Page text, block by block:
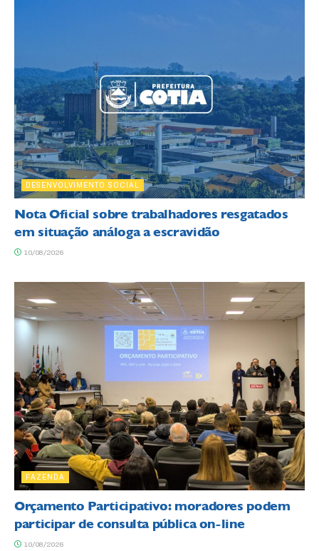
DESENVOLVIMENTO SOCIAL
Nota Oficial sobre trabalhadores resgatados
em situação análoga a escravidão
10/08/2026
FAZENDA
Orçamento Participativo: moradores podem
participar de consulta pública on-line
10/08/2026